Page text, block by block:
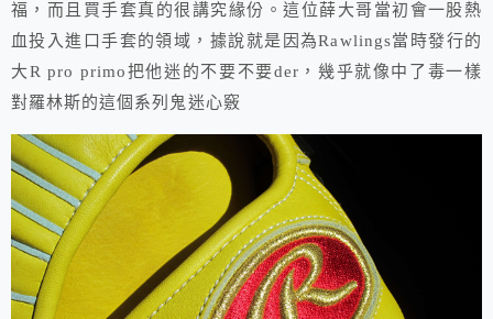
福，而且買手套真的很講究緣份。這位薛大哥當初會一股熱
血投入進口手套的領域，據說就是因為Rawlings當時發行的
大R pro primo把他迷的不要不要der，幾乎就像中了毒一樣
對羅林斯的這個系列鬼迷心竅